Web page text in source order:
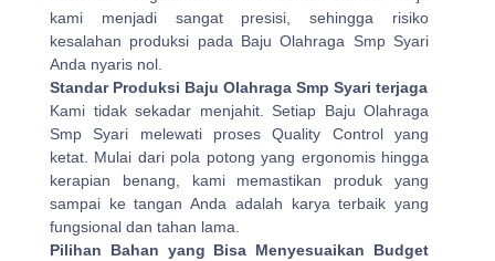
kami menjadi sangat presisi, sehingga risiko
kesalahan produksi pada Baju Olahraga Smp Syari
Anda nyaris nol.
Standar Produksi Baju Olahraga Smp Syari terjaga
Kami tidak sekadar menjahit. Setiap Baju Olahraga
Smp Syari melewati proses Quality Control yang
ketat. Mulai dari pola potong yang ergonomis hingga
kerapian benang, kami memastikan produk yang
sampai ke tangan Anda adalah karya terbaik yang
fungsional dan tahan lama.
Pilihan Bahan yang Bisa Menyesuaikan Budget